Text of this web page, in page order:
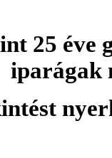
25 éve
iparágak